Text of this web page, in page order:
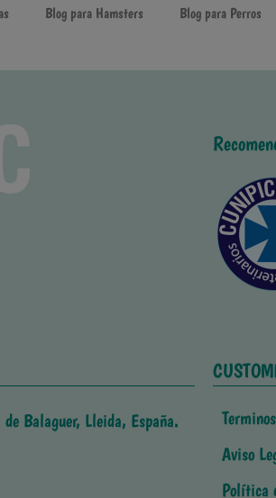
Blog para Hamsters Blog para Perros
Balaguer, Lleida, España.
Aviso
Política